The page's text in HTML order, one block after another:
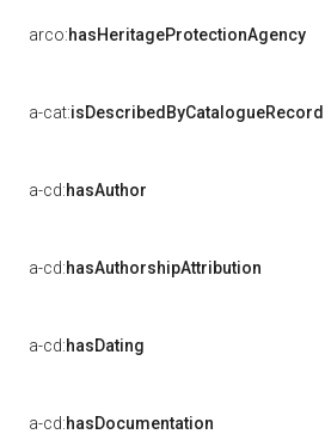
arco:hasHeritageProtectionAgency
a-cat:isDescribedByCatalogueRecord
a-cd:hasAuthor
a-cd:hasAuthorshipAttribution
a-cd:hasDating
a-cd:hasDocumentation